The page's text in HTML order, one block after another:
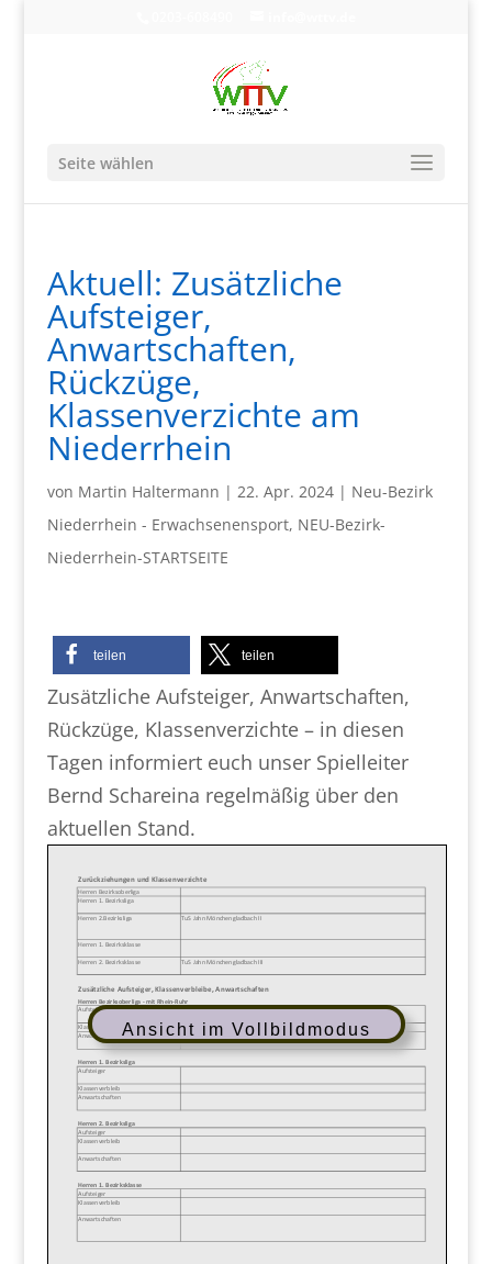
Seite wählen
Aktuell: Zusätzliche
Aufsteiger,
Anwartschaften,
Rückzüge,
Klassenverzichte am
Niederrhein
von Martin Haltermann | 22. Apr. 2024| Neu-Bezirk
Niederrhein - Erwachsenensport, NEU-Bezirk-
Niederrhein-STARTSEITE
teilen teilen
Zusätzliche Aufsteiger, Anwartschaften,
Rückzüge, Klassenverzichte – in diesen
Tagen informiert euch unser Spielleiter
Bernd Schareina regelmäßig über den
aktuellen Stand.
Ansicht im Vollbildmodus